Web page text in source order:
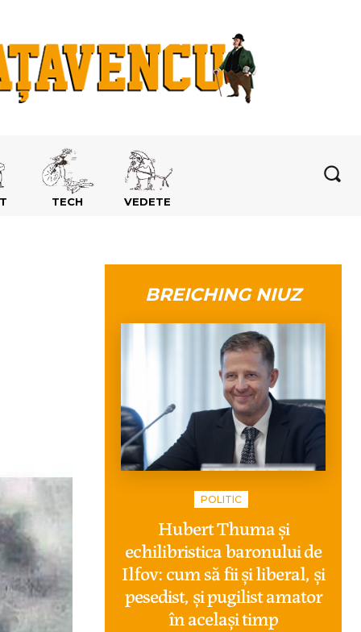
TECH VEDETE
BREICHING NIUZ
POLITIC
Hubert Thuma și
echilibristica baronului de
Ilfov: cum să fii și liberal, și
pesedist, și pugilist amator
în același timp